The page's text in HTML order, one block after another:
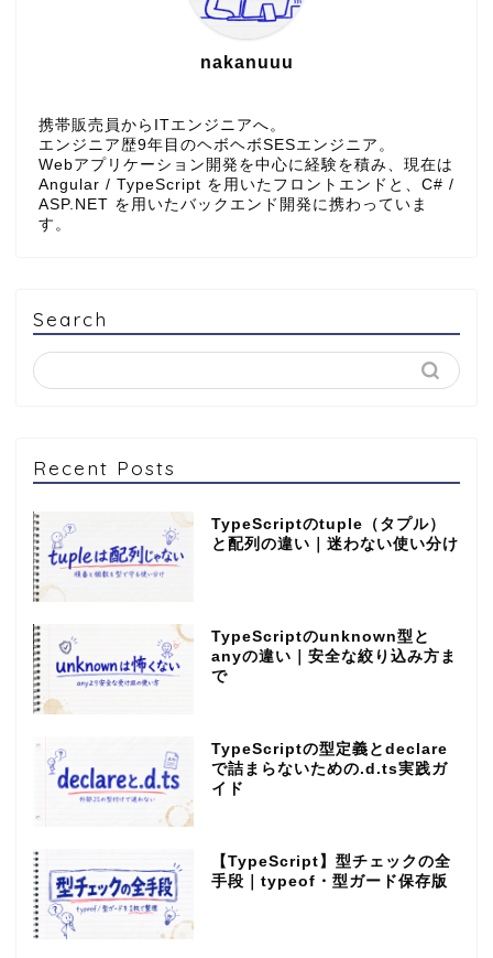
nakanuuu
携帯販売員からITエンジニアへ。
エンジニア歴9年目のヘボヘボSESエンジニア。
Webアプリケーション開発を中心に経験を積み、現在は
Angular / TypeScript を用いたフロントエンドと、C# /
ASP.NET を用いたバックエンド開発に携わっていま
す。
Search
Recent Posts
TypeScriptのtuple（タプル）
と配列の違い｜迷わない使い分け
TypeScriptのunknown型と
anyの違い｜安全な絞り込み方ま
で
TypeScriptの型定義とdeclare
で詰まらないための.d.ts実践ガ
イド
【TypeScript】型チェックの全
手段｜typeof・型ガード保存版